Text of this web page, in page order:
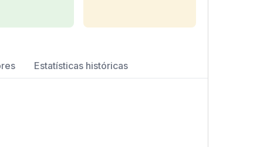
Estatísticas históricas